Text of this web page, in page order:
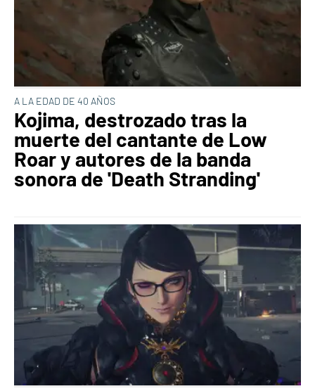
A LA EDAD DE 40 AÑOS
Kojima, destrozado tras la
muerte del cantante de Low
Roar y autores de la banda
sonora de 'Death Stranding'